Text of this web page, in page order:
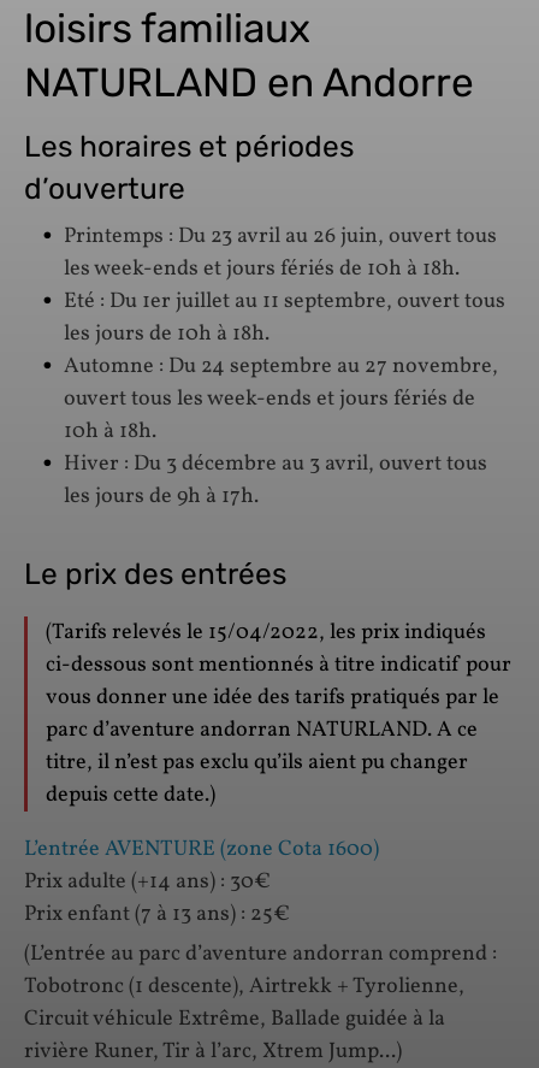
loisirs familiaux
NATURLAND en Andorre
Les horaires et périodes
d’ouverture
Printemps : Du 23 avril au 26 juin, ouvert tous
les week-ends et jours fériés de 10h à 18h.
Eté : Du 1er juillet au 11 septembre, ouvert tous
les jours de 10h à 18h.
Automne : Du 24 septembre au 27 novembre,
ouvert tous les week-ends et jours fériés de
10h à 18h.
Hiver : Du 3 décembre au 3 avril, ouvert tous
les jours de 9h à 17h.
Le prix des entrées
(Tarifs relevés le 15/04/2022, les prix indiqués
ci-dessous sont mentionnés à titre indicatif pour
vous donner une idée des tarifs pratiqués par le
parc d’aventure andorran NATURLAND. A ce
titre, il n’est pas exclu qu’ils aient pu changer
depuis cette date.)
L’entrée AVENTURE (zone Cota 1600)
Prix adulte (+14 ans) : 30€
Prix enfant (7 à 13 ans) : 25€
(L’entrée au parc d’aventure andorran comprend :
Tobotronc (1 descente), Airtrekk + Tyrolienne,
Circuit véhicule Extrême, Ballade guidée à la
rivière Runer, Tir à l’arc, Xtrem Jump...)